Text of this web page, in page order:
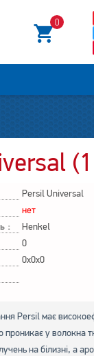
0
Persil Universal
нет
: Henkel
0
0x0x0
Persil має
проникає у волокна
на білизні, а